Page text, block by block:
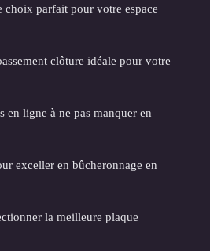
choix parfait pour votre espace
clôture idéale pour votre
en ligne à ne pas manquer en
exceller en bûcheronnage en
la meilleure plaque